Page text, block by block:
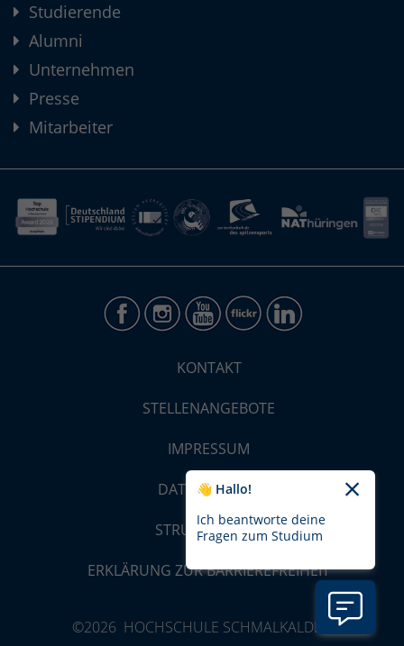
Studierende
Alumni
Unternehmen
Presse
Mitarbeiter
KONTAKT
STELLENANGEBOTE
IMPRESSUM
DATENSCHUTZ
STRUKTUR-MAP
ERKLÄRUNG ZUR BARRIEREFREIHEIT
©2026 HOCHSCHULE SCHMALKALDEN
👋 Hallo!
Ich beantworte deine
Fragen zum Studium